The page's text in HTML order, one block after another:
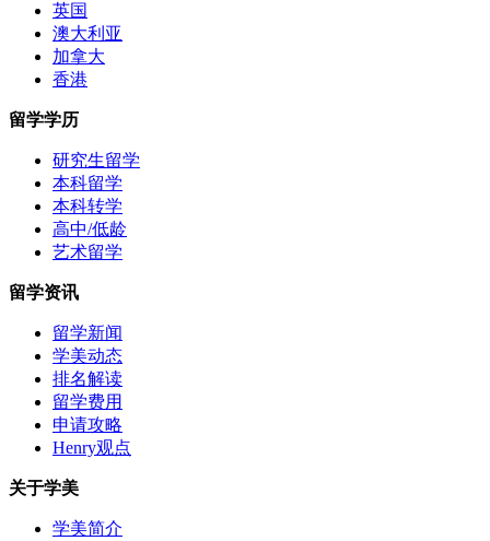
英国
澳大利亚
加拿大
香港
留学学历
研究生留学
本科留学
本科转学
高中/低龄
艺术留学
留学资讯
留学新闻
学美动态
排名解读
留学费用
申请攻略
Henry观点
关于学美
学美简介